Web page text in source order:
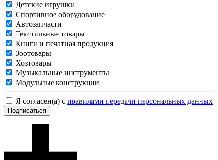
Детские игрушки
Спортивное оборудование
Автозапчасти
Текстильные товары
Книги и печатная продукция
Зоотовары
Хозтовары
Музыкальные инструменты
Модульные конструкции
Я согласен(а) с правилами передачи персональных данных
Подписаться